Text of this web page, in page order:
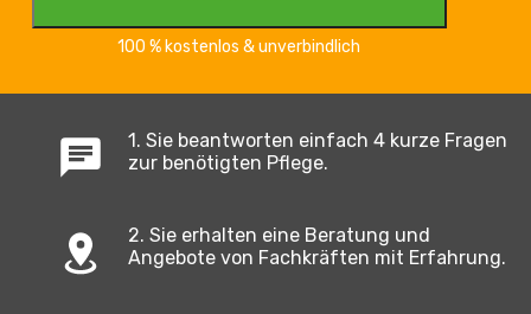
100 % kostenlos & unverbindlich
1. Sie beantworten einfach 4 kurze Fragen
zur benötigten Pflege.
2. Sie erhalten eine Beratung und
Angebote von Fachkräften mit Erfahrung.